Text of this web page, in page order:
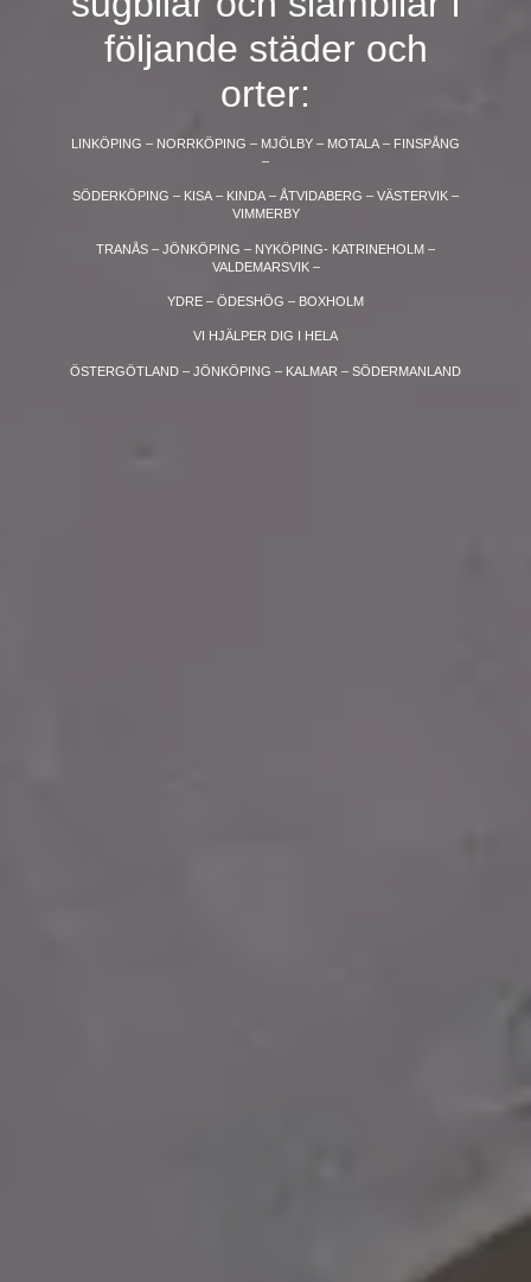
följande städer och
orter:
LINKÖPING – NORRKÖPING – MJÖLBY – MOTALA – FINSPÅNG
–
SÖDERKÖPING – KISA – KINDA – ÅTVIDABERG – VÄSTERVIK –
VIMMERBY
TRANÅS – JÖNKÖPING – NYKÖPING- KATRINEHOLM –
VALDEMARSVIK –
YDRE – ÖDESHÖG – BOXHOLM
VI HJÄLPER DIG I HELA
ÖSTERGÖTLAND – JÖNKÖPING – KALMAR – SÖDERMANLAND